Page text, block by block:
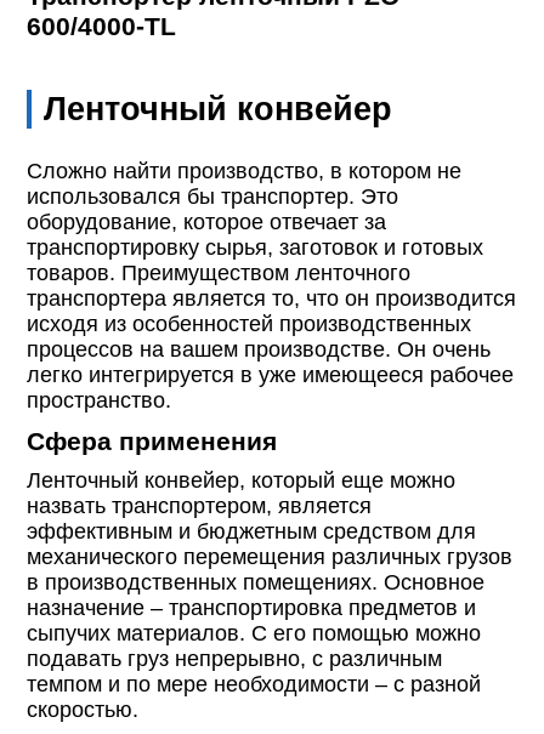
600/4000-TL
Ленточный конвейер
Сложно найти производство, в котором не
использовался бы транспортер. Это
оборудование, которое отвечает за
транспортировку сырья, заготовок и готовых
товаров. Преимуществом ленточного
транспортера является то, что он производится
исходя из особенностей производственных
процессов на вашем производстве. Он очень
легко интегрируется в уже имеющееся рабочее
пространство.
Сфера применения
Ленточный конвейер, который еще можно
назвать транспортером, является
эффективным и бюджетным средством для
механического перемещения различных грузов
в производственных помещениях. Основное
назначение – транспортировка предметов и
сыпучих материалов. С его помощью можно
подавать груз непрерывно, с различным
темпом и по мере необходимости – с разной
скоростью.